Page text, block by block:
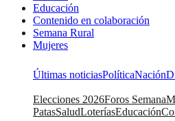
Educación
Contenido en colaboración
Semana Rural
Mujeres
Últimas noticiasPolíticaNación
Elecciones 2026Foros Semana
PatasSaludLoteríasEducación